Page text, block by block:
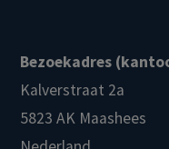
Bezoekadres
Kalverstraat 2a
5823 AK Maashees